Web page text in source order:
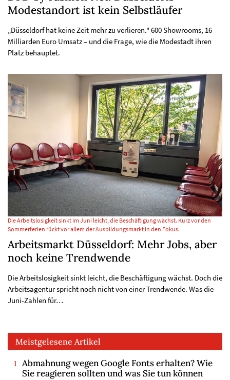
Modestandort ist kein Selbstläufer
„Düsseldorf hat keine Zeit mehr zu verlieren." 600 Showrooms, 16
Milliarden Euro Umsatz – und die Frage, wie die Modestadt ihren
Platz behauptet.
Die Arbeitslosigkeit sinkt im Juni leicht, die Beschäftigung wächst. Kurz vor den
Sommerferien rückt vor allem der Ausbildungsmarkt in den Fokus.
Arbeitsmarkt Düsseldorf: Mehr Jobs, aber
noch keine Trendwende
Die Arbeitslosigkeit sinkt leicht, die Beschäftigung wächst. Doch die
Arbeitsagentur spricht noch nicht von einer Trendwende. Was die
Juni-Zahlen für…
Meistgelesene Artikel
Abmahnung wegen Google Fonts erhalten? Wie
Sie reagieren sollten und was Sie tun können